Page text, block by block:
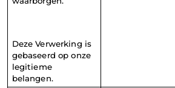
Deze Verwerking is
gebaseerd op onze
legitieme
belangen.